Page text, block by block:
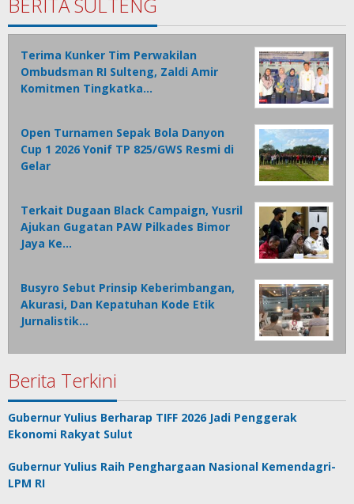
BERITA SULTENG
Terima Kunker Tim Perwakilan
Ombudsman RI Sulteng, Zaldi Amir
Komitmen Tingkatka…
Open Turnamen Sepak Bola Danyon
Cup 1 2026 Yonif TP 825/GWS Resmi di
Gelar
Terkait Dugaan Black Campaign, Yusril
Ajukan Gugatan PAW Pilkades Bimor
Jaya Ke…
Busyro Sebut Prinsip Keberimbangan,
Akurasi, Dan Kepatuhan Kode Etik
Jurnalistik…
Berita Terkini
Gubernur Yulius Berharap TIFF 2026 Jadi Penggerak
Ekonomi Rakyat Sulut
Gubernur Yulius Raih Penghargaan Nasional Kemendagri-
LPM RI